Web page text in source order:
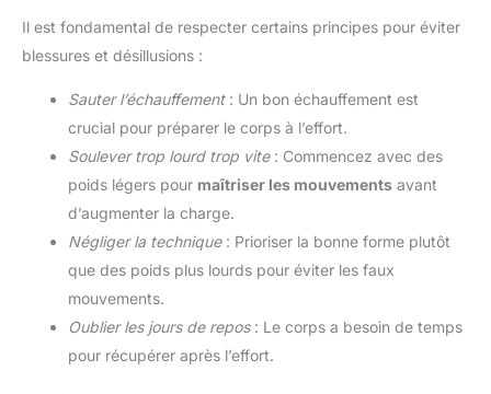
Il est fondamental de respecter certains principes pour éviter
blessures et désillusions :
Sauter l’échauffement: Un bon échauffement est
crucial pour préparer le corps à l’effort.
Soulever trop lourd trop vite: Commencez avec des
poids légers pour maîtriser les mouvements avant
d’augmenter la charge.
Négliger la technique: Prioriser la bonne forme plutôt
que des poids plus lourds pour éviter les faux
mouvements.
Oublier les jours de repos: Le corps a besoin de temps
pour récupérer après l’effort.